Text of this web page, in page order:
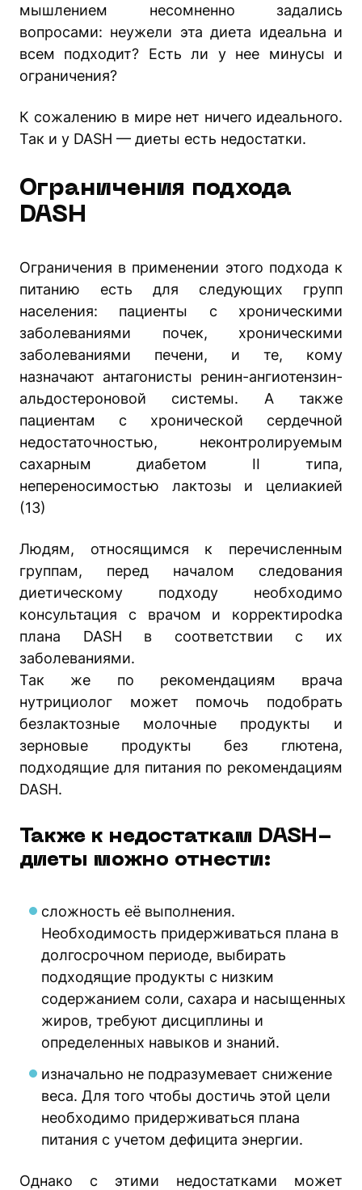
мышлением несомненно задались
вопросами: неужели эта диета идеальна и
всем подходит? Есть ли у нее минусы и
ограничения?
К сожалению в мире нет ничего идеального.
Так и у DASH — диеты есть недостатки.
Ограничения подхода
DASH
Ограничения в применении этого подхода к
питанию есть для следующих групп
населения: пациенты с хроническими
заболеваниями почек, хроническими
заболеваниями печени, и те, кому
назначают антагонисты ренин-ангиотензин-
альдостероновой системы. А также
пациентам с хронической сердечной
недостаточностью, неконтролируемым
сахарным диабетом II типа,
непереносимостью лактозы и целиакией
(13)
Людям, относящимся к перечисленным
группам, перед началом следования
диетическому подходу необходимо
консультация с врачом и корректироdка
плана DASH в соответствии с их
заболеваниями.
Так же по рекомендациям врача
нутрициолог может помочь подобрать
безлактозные молочные продукты и
зерновые продукты без глютена,
подходящие для питания по рекомендациям
DASH.
Также к недостаткам DASH-
диеты можно отнести:
сложность её выполнения.
Необходимость придерживаться плана в
долгосрочном периоде, выбирать
подходящие продукты с низким
содержанием соли, сахара и насыщенных
жиров, требуют дисциплины и
определенных навыков и знаний.
изначально не подразумевает снижение
веса. Для того чтобы достичь этой цели
необходимо придерживаться плана
питания с учетом дефицита энергии.
Однако с этими недостатками может